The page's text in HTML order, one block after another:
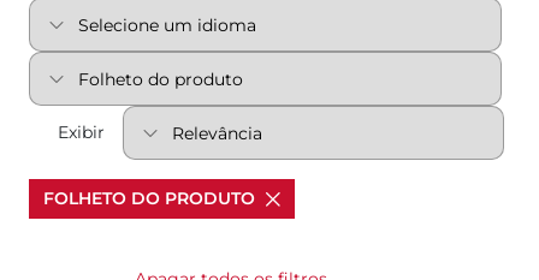
Exibir
FOLHETO DO PRODUTO